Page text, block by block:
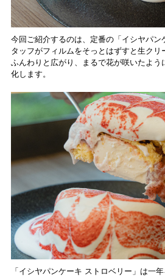
今回ご紹介するのは、定番の「イシヤパン
タッフがフィルムをそっとはずすと生ク
ふんわりと広がり、まるで花が咲いたよう
化します。
「イシヤパンケーキ ストロベリー」は一